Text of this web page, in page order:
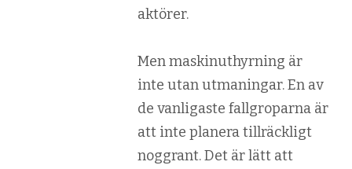
aktörer.
Men maskinuthyrning är
inte utan utmaningar. En av
de vanligaste fallgroparna är
att inte planera tillräckligt
noggrant. Det är lätt att